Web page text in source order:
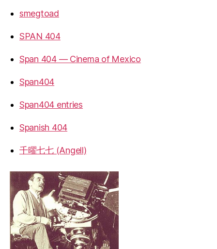
smegtoad
SPAN 404
Span 404 — Cinema of Mexico
Span404
Span404 entries
Spanish 404
千曜七七 (Angell)